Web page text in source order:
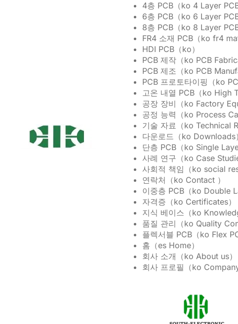
4층 PCB（ko 4 Layer PCB
6층 PCB（ko 6 Layer PCB
8층 PCB（ko 8 Layer PCB
FR4 소재 PCB（ko fr4
HDI PCB（ko）
PCB 제작（ko PCB
PCB 제조（ko PCB
PCB 프로토타이핑（ko
고온 내열 PCB（ko High
공장 장비（ko Factory
공정 능력（ko Process
기술 자료（ko Technical
다운로드（ko Downloads）
단층 PCB（ko Single
사례 연구（ko Case
사회적 책임（ko social
연락처（ko Contact ）
이중층 PCB（ko Double
자격증（ko Certificates）
지식 베이스（ko
품질 관리（ko Quality
플렉서블 PCB（ko Flex
홈（es Home）
회사 소개（ko About us）
회사 프로필（ko